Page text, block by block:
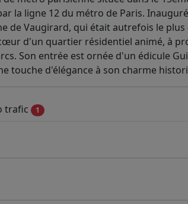
la ligne 12 du métro de Paris.
de Vaugirard, qui était autrefois le plus
d'un quartier résidentiel animé, à
Son entrée est ornée d'un édicule
touche d'élégance à son charme
trafic 1